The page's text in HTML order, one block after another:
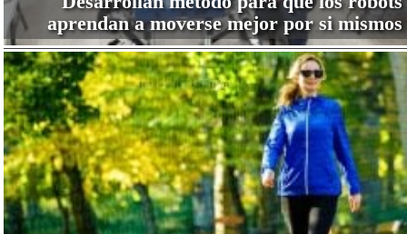
aprendan a moverse mejor por si mismos